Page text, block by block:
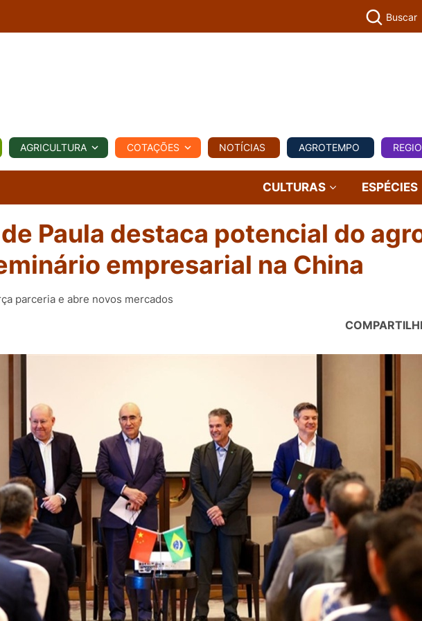
NOTÍCIAS AGROTEMPO REGIONAL COMERCIAL AGROVIAGENS
Fotos
e
Vídeos
Buscar
AGRICULTURA COTAÇÕES NOTÍCIAS AGROTEMPO
CULTURAS ESPÉCIES
Paula destaca potencial do
empresarial na China
parceria e abre novos mercados